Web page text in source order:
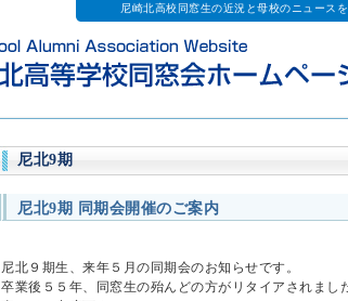
尼崎北高校同窓生の近況と母校のニュース
尼北9期
尼北9期 同期会開催のご案内
尼北９期生、来年５月の同期会のお知らせです。
卒業後５５年、同窓生の殆んどの方がリタイアされまし